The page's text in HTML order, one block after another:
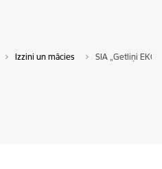
Izzini un mācies SIA „Getliņi EKO”